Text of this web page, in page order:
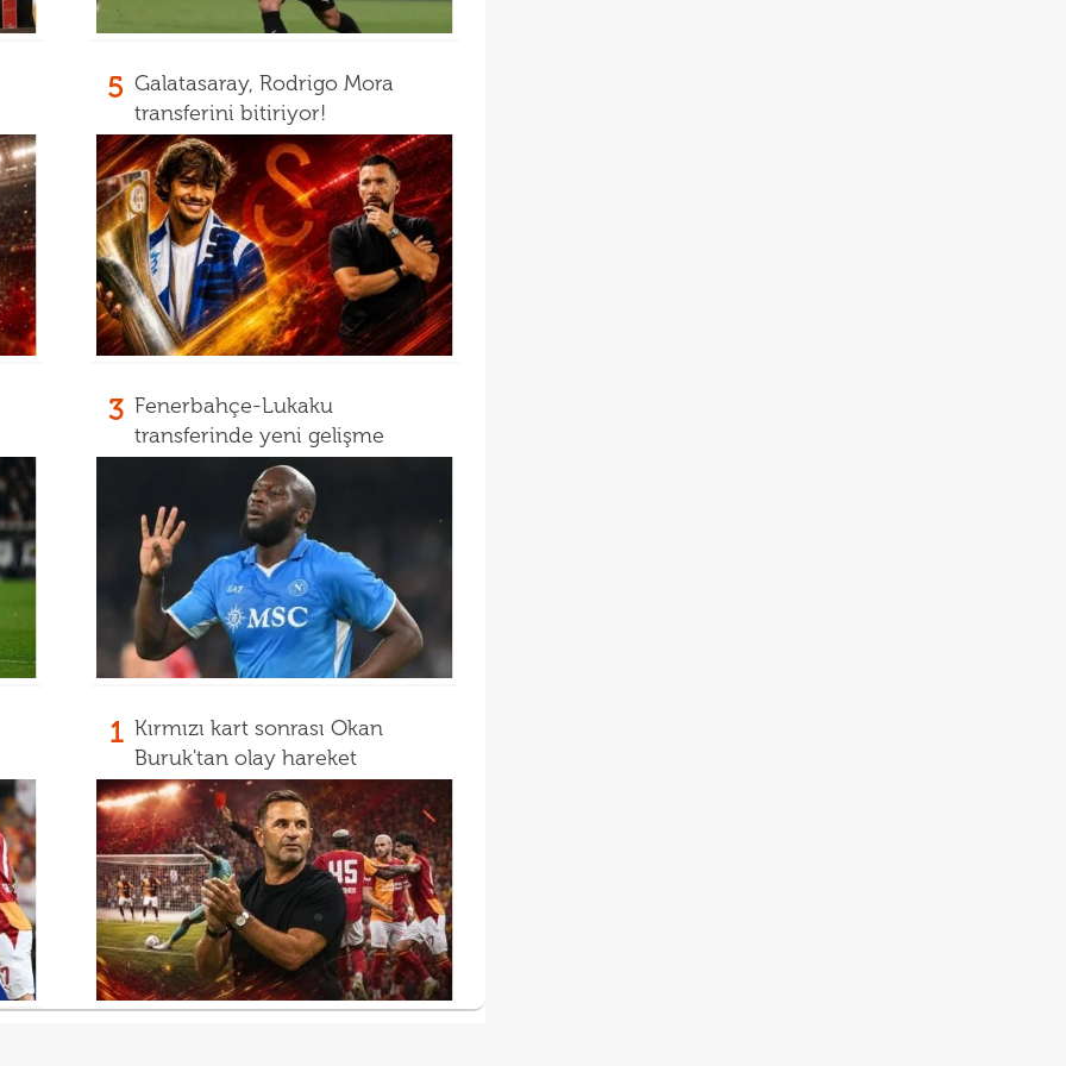
5 Galatasaray, Rodrigo Mora
transferini bitiriyor!
3 Fenerbahçe-Lukaku
transferinde yeni gelişme
1 Kırmızı kart sonrası Okan
Buruk'tan olay hareket